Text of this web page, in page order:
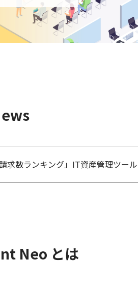
求数ランキング」IT資産管理ツー
Neo とは